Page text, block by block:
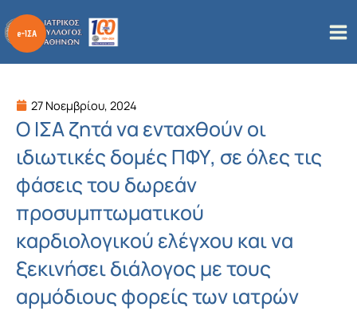
στο
περιεχόμενο
27 Νοεμβρίου, 2024
Ο ΙΣΑ ζητά να ενταχθούν οι
ιδιωτικές δομές ΠΦΥ, σε όλες τις
φάσεις του δωρεάν
προσυμπτωματικού
καρδιολογικού ελέγχου και να
ξεκινήσει διάλογος με τους
αρμόδιους φορείς των ιατρών